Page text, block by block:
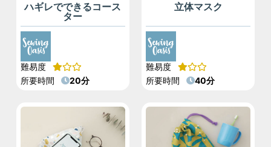
ハギレでできるコース
ター
難易度
所要時間
20分
立体マスク
難易度
所要時間
40分